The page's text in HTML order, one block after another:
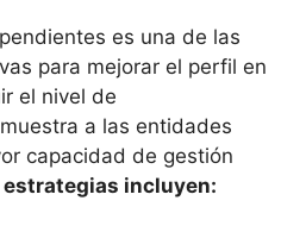
es una de las
para mejorar el perfil en
el nivel de
a las entidades
capacidad de gestión
incluyen: